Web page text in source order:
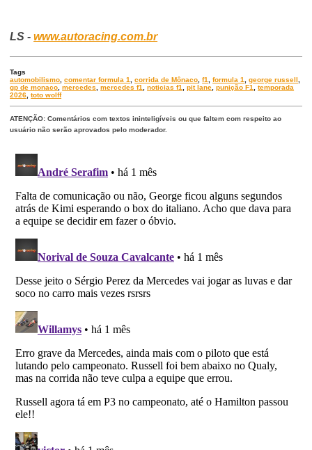
LS -www.autoracing.com.br
Tags
automobilismo ,comentar formula 1 ,corrida de Mônaco ,f1 ,formula 1 ,george russell
gp de monaco ,mercedes ,mercedes f1 ,noticias f1 ,pit lane ,punição F1 ,temporada
2026 ,toto wolff
ATENÇÃO: Comentários com textos ininteligíveis ou que faltem com respeito ao
usuário não serão aprovados pelo moderador.